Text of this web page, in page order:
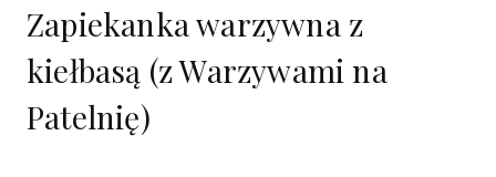
Zapiekanka warzywna z
kiełbasą (z Warzywami na
Patelnię)